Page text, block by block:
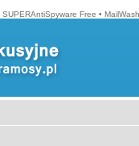
SUPERAntiSpyware Free •